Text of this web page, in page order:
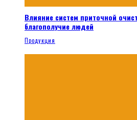
Влияние систем приточной
благополучие людей
Продукция